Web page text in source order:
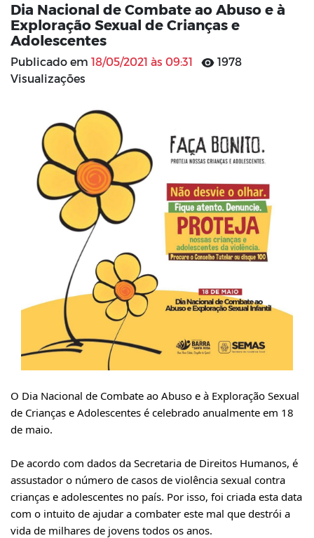
Dia Nacional de Combate ao Abuso e à
Exploração Sexual de Crianças e
Adolescentes
Publicado em 18/05/2021 às 09:31
1978
Visualizações
O Dia Nacional de Combate ao Abuso e à Exploração Sexual
de Crianças e Adolescentes é celebrado anualmente em 18
de maio.
De acordo com dados da Secretaria de Direitos Humanos, é
assustador o número de casos de violência sexual contra
crianças e adolescentes no país. Por isso, foi criada esta data
com o intuito de ajudar a combater este mal que destrói a
vida de milhares de jovens todos os anos.